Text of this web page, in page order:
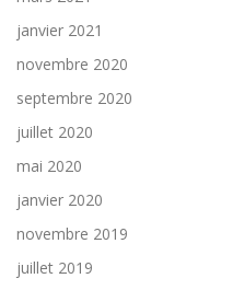
janvier 2021
novembre 2020
septembre 2020
juillet 2020
mai 2020
janvier 2020
novembre 2019
juillet 2019